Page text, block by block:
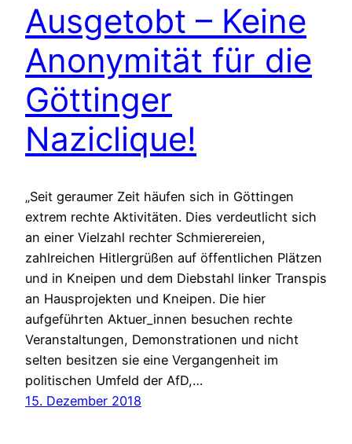
Ausgetobt – Keine
Anonymität für die
Göttinger
Naziclique!
„Seit geraumer Zeit häufen sich in Göttingen
extrem rechte Aktivitäten. Dies verdeutlicht sich
an einer Vielzahl rechter Schmierereien,
zahlreichen Hitlergrüßen auf öffentlichen Plätzen
und in Kneipen und dem Diebstahl linker Transpis
an Hausprojekten und Kneipen. Die hier
aufgeführten Aktuer_innen besuchen rechte
Veranstaltungen, Demonstrationen und nicht
selten besitzen sie eine Vergangenheit im
politischen Umfeld der AfD,…
15. Dezember 2018